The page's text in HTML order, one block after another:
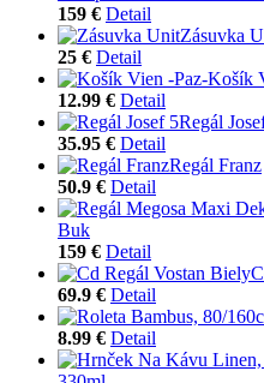
159 € Detail
Zásuvka
25 € Detail
Košík
12.99 € Detail
Regál
35.95 € Detail
Regál Franz
50.9 € Detail
Buk
159 € Detail
69.9 € Detail
8.99 € Detail